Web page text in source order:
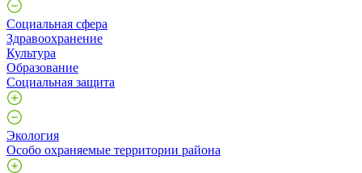
Социальная сфера
Здравоохранение
Культура
Образование
Социальная защита
Экология
Особо охраняемые территории района